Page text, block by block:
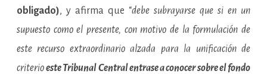
obligado), y afirma que “debe subrayarse que si en un
supuesto como el presente, con motivo de la formulación de
este recurso extraordinario alzada para la unificación de
criterioeste Tribunal Central entrase a conocer sobre el fondo